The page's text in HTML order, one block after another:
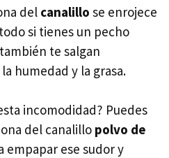
del canalillo se enrojece
si tienes un pecho
te salgan
humedad y la grasa.
incomodidad? Puedes
del canalillo polvo de
empapar ese sudor y